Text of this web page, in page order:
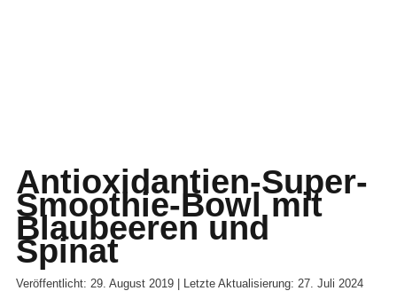
Antioxidantien-Super-
Smoothie-Bowl mit
Blaubeeren und
Spinat
Veröffentlicht: 29. August 2019 | Letzte Aktualisierung: 27. Juli 2024